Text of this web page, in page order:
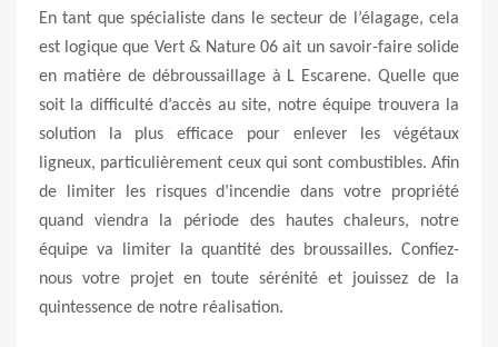
En tant que spécialiste dans le secteur de l’élagage, cela
est logique que Vert & Nature 06 ait un savoir-faire solide
en matière de débroussaillage à L Escarene. Quelle que
soit la difficulté d’accès au site, notre équipe trouvera la
solution la plus efficace pour enlever les végétaux
ligneux, particulièrement ceux qui sont combustibles. Afin
de limiter les risques d’incendie dans votre propriété
quand viendra la période des hautes chaleurs, notre
équipe va limiter la quantité des broussailles. Confiez-
nous votre projet en toute sérénité et jouissez de la
quintessence de notre réalisation.